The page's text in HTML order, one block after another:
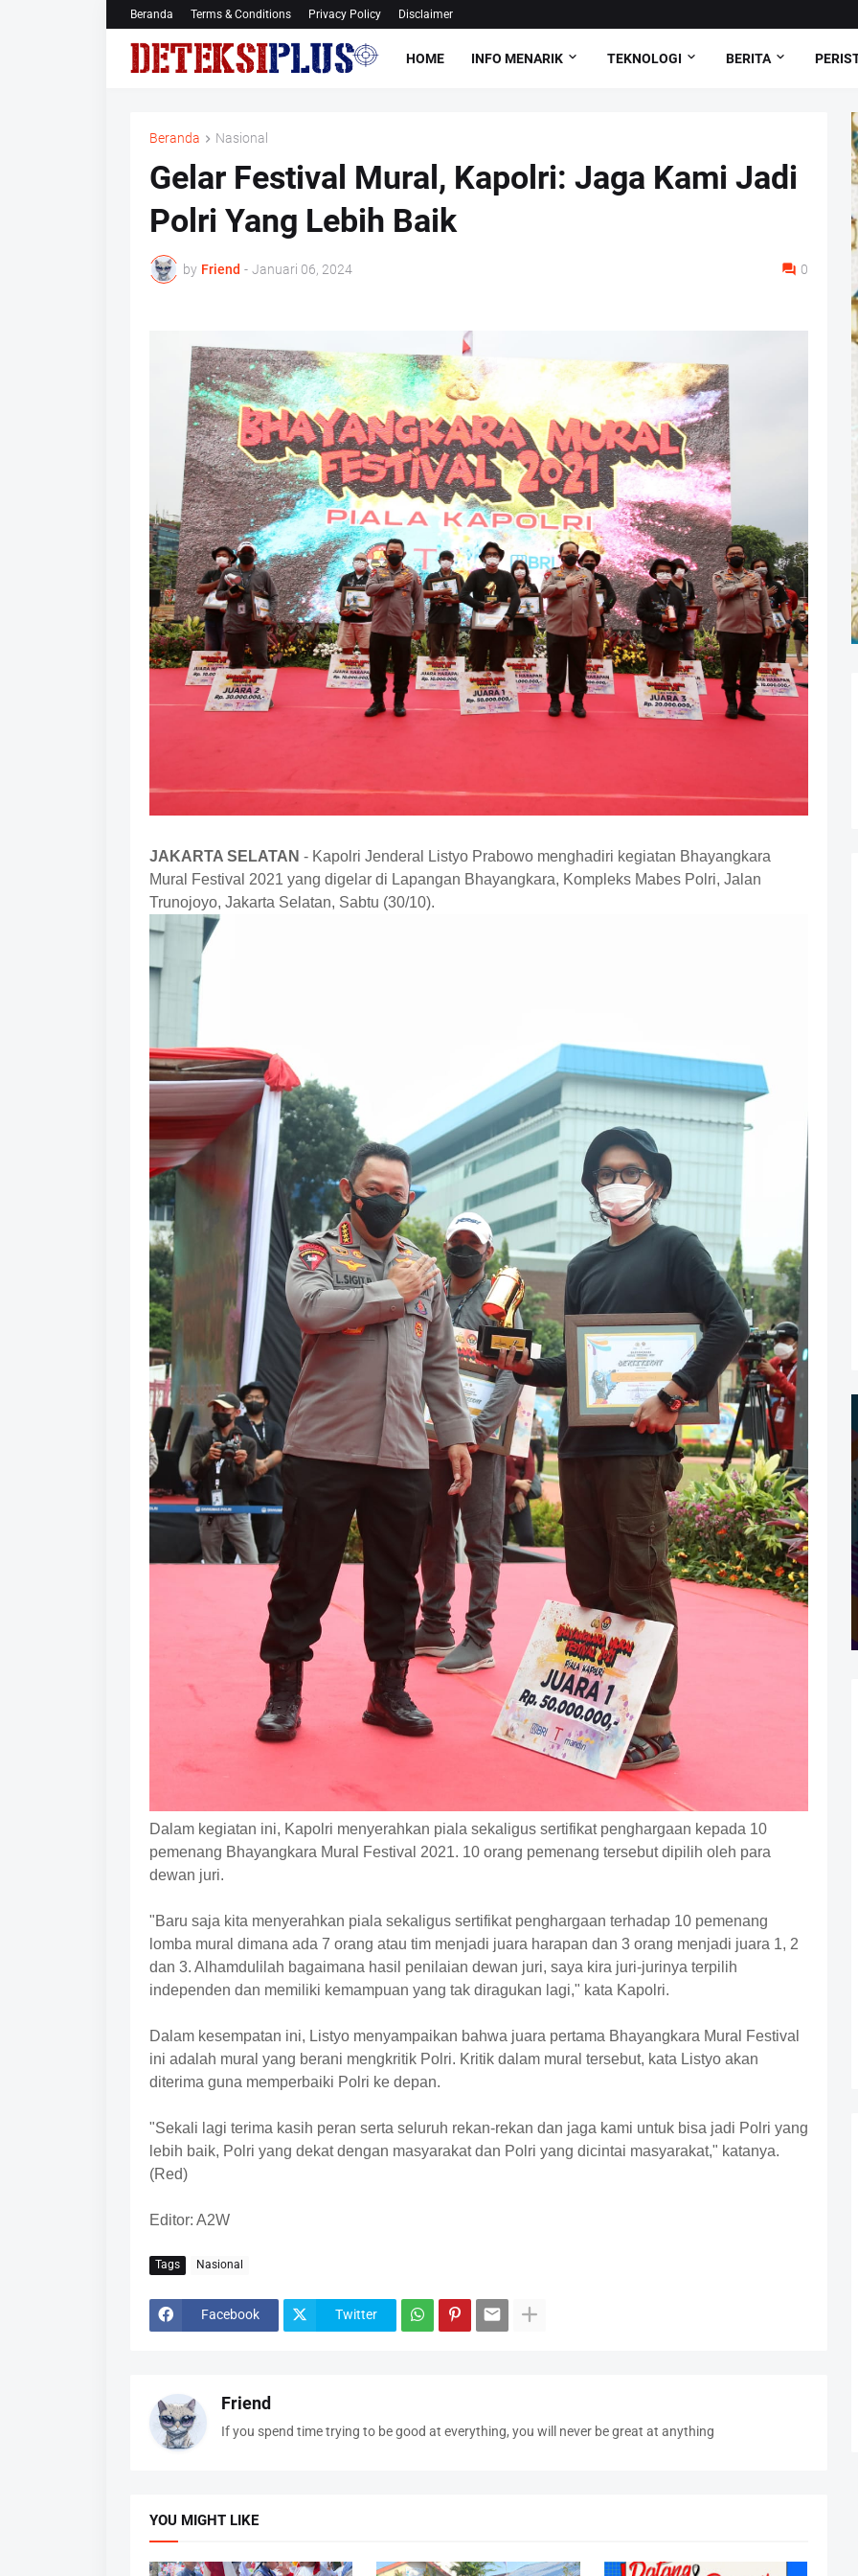
Beranda Terms & Conditions Privacy Policy Disclaimer
HOME INFO MENARIK TEKNOLOGI BERITA
Beranda Nasional
Gelar Festival Mural, Kapolri: Jaga Kami Jadi
Polri Yang Lebih Baik
by Friend - Januari 06, 2024 0
JAKARTA SELATAN - Kapolri Jenderal Listyo Prabowo menghadiri kegiatan Bhayangkara
Mural Festival 2021 yang digelar di Lapangan Bhayangkara, Kompleks Mabes Polri, Jalan
Trunojoyo, Jakarta Selatan, Sabtu (30/10).
Dalam kegiatan ini, Kapolri menyerahkan piala sekaligus sertifikat penghargaan kepada 10
pemenang Bhayangkara Mural Festival 2021. 10 orang pemenang tersebut dipilih oleh para
dewan juri.
"Baru saja kita menyerahkan piala sekaligus sertifikat penghargaan terhadap 10 pemenang
lomba mural dimana ada 7 orang atau tim menjadi juara harapan dan 3 orang menjadi juara 1, 2
dan 3. Alhamdulilah bagaimana hasil penilaian dewan juri, saya kira juri-jurinya terpilih
independen dan memiliki kemampuan yang tak diragukan lagi," kata Kapolri.
Dalam kesempatan ini, Listyo menyampaikan bahwa juara pertama Bhayangkara Mural Festival
ini adalah mural yang berani mengkritik Polri. Kritik dalam mural tersebut, kata Listyo akan
diterima guna memperbaiki Polri ke depan.
"Sekali lagi terima kasih peran serta seluruh rekan-rekan dan jaga kami untuk bisa jadi Polri yang
lebih baik, Polri yang dekat dengan masyarakat dan Polri yang dicintai masyarakat," katanya.
(Red)
Editor: A2W
Tags Nasional
Facebook Twitter
Friend
If you spend time trying to be good at everything, you will never be great at anything
YOU MIGHT LIKE